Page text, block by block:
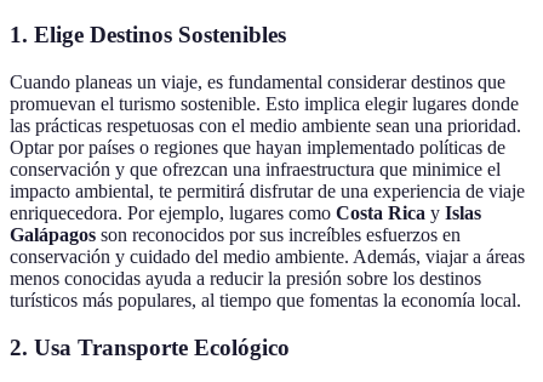
1. Elige Destinos Sostenibles
Cuando planeas un viaje, es fundamental considerar destinos que
promuevan el turismo sostenible. Esto implica elegir lugares donde
las prácticas respetuosas con el medio ambiente sean una prioridad.
Optar por países o regiones que hayan implementado políticas de
conservación y que ofrezcan una infraestructura que minimice el
impacto ambiental, te permitirá disfrutar de una experiencia de viaje
enriquecedora. Por ejemplo, lugares como Costa Rica y Islas
Galápagos son reconocidos por sus increíbles esfuerzos en
conservación y cuidado del medio ambiente. Además, viajar a áreas
menos conocidas ayuda a reducir la presión sobre los destinos
turísticos más populares, al tiempo que fomentas la economía local.
2. Usa Transporte Ecológico